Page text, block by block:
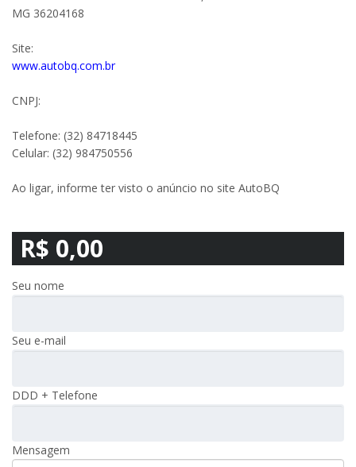
MG 36204168
Site:
www.autobq.com.br
CNPJ:
Telefone: (32) 84718445
Celular: (32) 984750556
Ao ligar, informe ter visto o anúncio no site AutoBQ
R$ 0,00
Seu nome
Seu e-mail
DDD + Telefone
Mensagem